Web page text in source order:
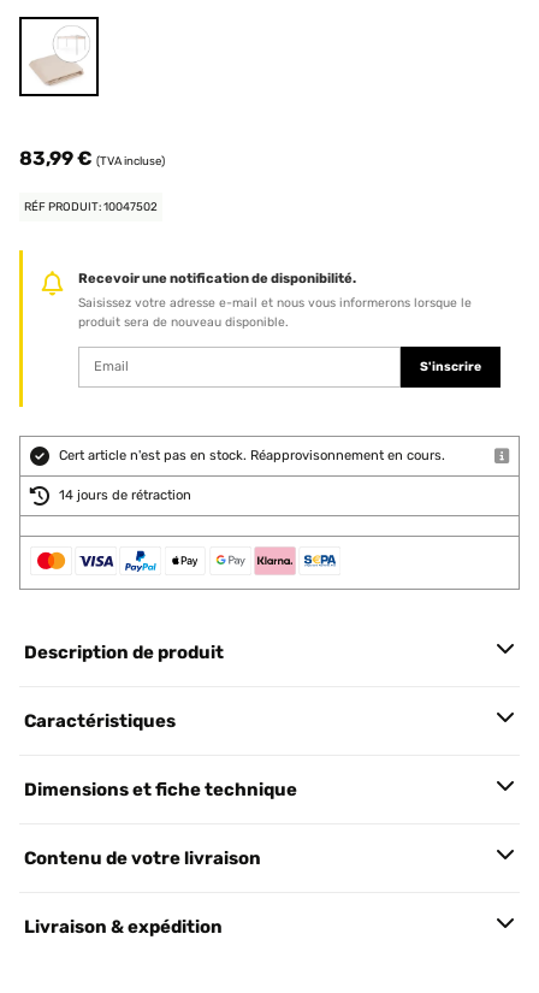
83,99 € (TVA incluse)
RÉF PRODUIT: 10047502
Recevoir une notification de disponibilité.
Saisissez votre adresse e-mail et nous vous informerons lorsque le
produit sera de nouveau disponible.
S'inscrire
Cert article n'est pas en stock. Réapprovisonnement en cours.
14 jours de rétraction
Description de produit
Caractéristiques
Dimensions et fiche technique
Contenu de votre livraison
Livraison & expédition